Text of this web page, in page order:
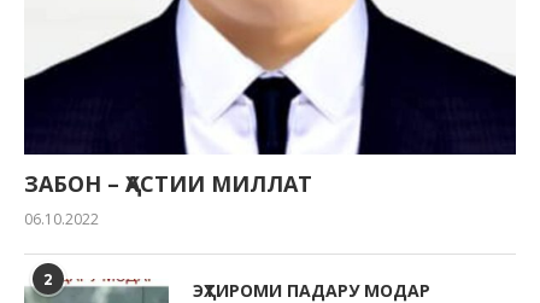
ЗАБОН – ҲАСТИИ МИЛЛАТ
06.10.2022
2 ЭҲТИРОМИ ПАДАРУ МОДАР